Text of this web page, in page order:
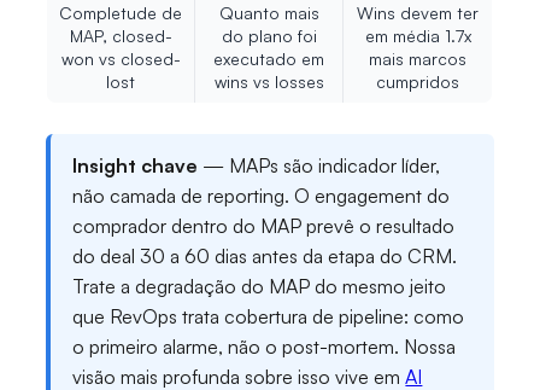
Completude de
MAP, closed-
won vs closed-
lost
Quanto mais
do plano foi
executado em
wins vs losses
Wins devem ter
em média 1.7x
mais marcos
cumpridos
Insight chave — MAPs são indicador líder,
não camada de reporting. O engagement do
comprador dentro do MAP prevê o resultado
do deal 30 a 60 dias antes da etapa do CRM.
Trate a degradação do MAP do mesmo jeito
que RevOps trata cobertura de pipeline: como
o primeiro alarme, não o post-mortem. Nossa
visão mais profunda sobre isso vive emAI